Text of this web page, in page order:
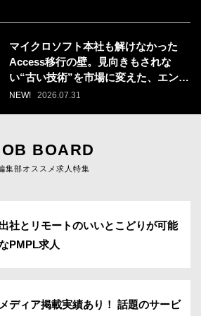
マイクロソフト本社も解けなかった
Access移行の壁。見向きもされな
い“古い技術”を市場に変えた、エンジ
ニアの「戦う場所」の選び方
NEW! 2026.07.31
BOARD
集部オススメ求人特集
出社とリモートのいいとこどりが可能
PMPL求人
メディア掲載実績あり！ 話題のサービ